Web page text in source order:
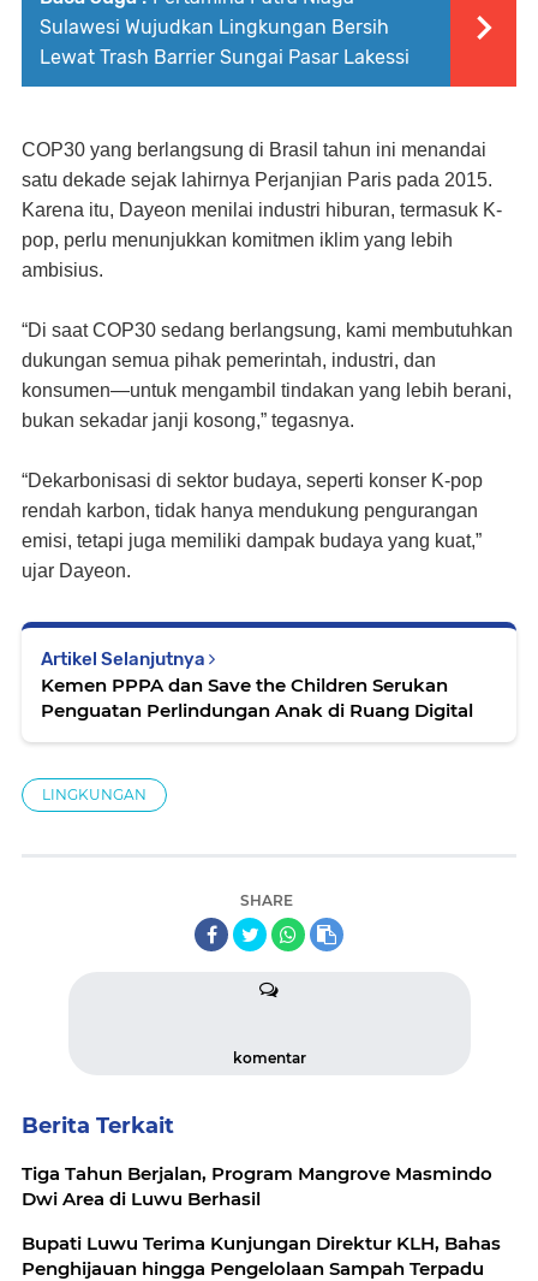
Sulawesi Wujudkan Lingkungan Bersih
Lewat Trash Barrier Sungai Pasar Lakessi
COP30 yang berlangsung di Brasil tahun ini menandai
satu dekade sejak lahirnya Perjanjian Paris pada 2015.
Karena itu, Dayeon menilai industri hiburan, termasuk K-
pop, perlu menunjukkan komitmen iklim yang lebih
ambisius.
“Di saat COP30 sedang berlangsung, kami membutuhkan
dukungan semua pihak pemerintah, industri, dan
konsumen—untuk mengambil tindakan yang lebih berani,
bukan sekadar janji kosong,” tegasnya.
“Dekarbonisasi di sektor budaya, seperti konser K-pop
rendah karbon, tidak hanya mendukung pengurangan
emisi, tetapi juga memiliki dampak budaya yang kuat,”
ujar Dayeon.
Artikel Selanjutnya
Kemen PPPA dan Save the Children Serukan
Penguatan Perlindungan Anak di Ruang Digital
LINGKUNGAN
SHARE
komentar
Berita Terkait
Tiga Tahun Berjalan, Program Mangrove Masmindo
Dwi Area di Luwu Berhasil
Bupati Luwu Terima Kunjungan Direktur KLH, Bahas
Penghijauan hingga Pengelolaan Sampah Terpadu